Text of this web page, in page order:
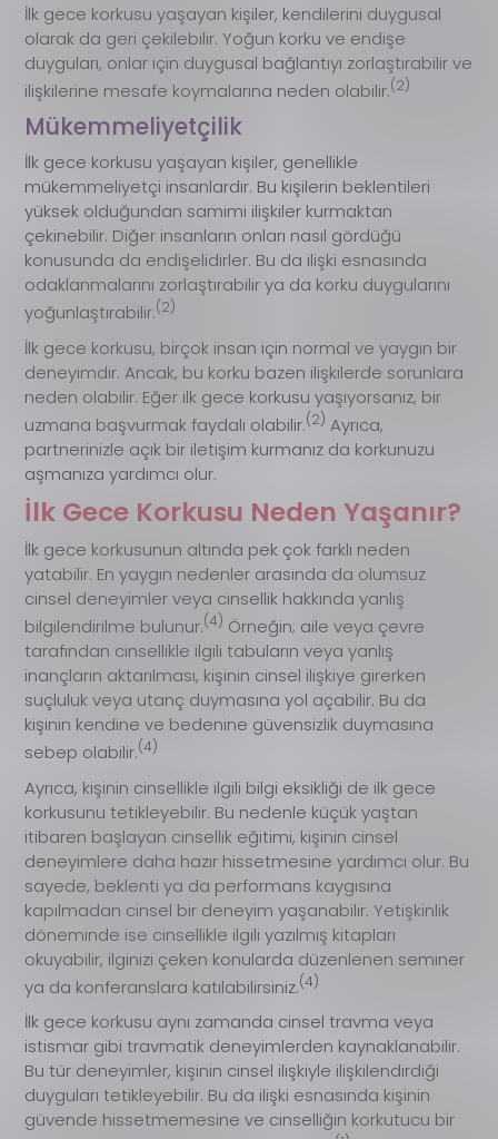
İlk gece korkusu yaşayan kişiler, kendilerini duygusal
olarak da geri çekilebilir. Yoğun korku ve endişe
duyguları, onlar için duygusal bağlantıyı zorlaştırabilir ve
ilişkilerine mesafe koymalarına neden olabilir.(2)
Mükemmeliyetçilik
İlk gece korkusu yaşayan kişiler, genellikle
mükemmeliyetçi insanlardır. Bu kişilerin beklentileri
yüksek olduğundan samimi ilişkiler kurmaktan
çekinebilir. Diğer insanların onları nasıl gördüğü
konusunda da endişelidirler. Bu da ilişki esnasında
odaklanmalarını zorlaştırabilir ya da korku duygularını
yoğunlaştırabilir.(2)
İlk gece korkusu, birçok insan için normal ve yaygın bir
deneyimdir. Ancak, bu korku bazen ilişkilerde sorunlara
neden olabilir. Eğer ilk gece korkusu yaşıyorsanız, bir
uzmana başvurmak faydalı olabilir.(2) Ayrıca,
partnerinizle açık bir iletişim kurmanız da korkunuzu
aşmanıza yardımcı olur.
İlk Gece Korkusu Neden Yaşanır?
İlk gece korkusunun altında pek çok farklı neden
yatabilir. En yaygın nedenler arasında da olumsuz
cinsel deneyimler veya cinsellik hakkında yanlış
bilgilendirilme bulunur.(4) Örneğin; aile veya çevre
tarafından cinsellikle ilgili tabuların veya yanlış
inançların aktarılması, kişinin cinsel ilişkiye girerken
suçluluk veya utanç duymasına yol açabilir. Bu da
kişinin kendine ve bedenine güvensizlik duymasına
sebep olabilir.(4)
Ayrıca, kişinin cinsellikle ilgili bilgi eksikliği de ilk gece
korkusunu tetikleyebilir. Bu nedenle küçük yaştan
itibaren başlayan cinsellik eğitimi, kişinin cinsel
deneyimlere daha hazır hissetmesine yardımcı olur. Bu
sayede, beklenti ya da performans kaygısına
kapılmadan cinsel bir deneyim yaşanabilir. Yetişkinlik
döneminde ise cinsellikle ilgili yazılmış kitapları
okuyabilir, ilginizi çeken konularda düzenlenen seminer
ya da konferanslara katılabilirsiniz.(4)
İlk gece korkusu aynı zamanda cinsel travma veya
istismar gibi travmatik deneyimlerden kaynaklanabilir.
Bu tür deneyimler, kişinin cinsel ilişkiyle ilişkilendirdiği
duyguları tetikleyebilir. Bu da ilişki esnasında kişinin
güvende hissetmemesine ve cinselliğin korkutucu bir